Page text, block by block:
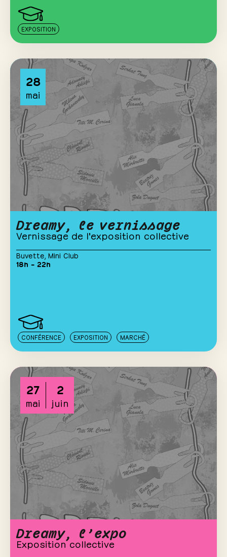
EXPOSITION
28
mai
Dreamy, le vernissage
Vernissage de l'exposition collective
Buvette Mini Club
18h – 22h
CONFÉRENCE EXPOSITION MARCHÉ
27
mai
2
juin
Dreamy, l’expo
Exposition collective